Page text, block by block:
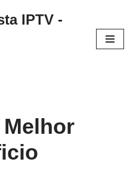
IPTV -
Melhor